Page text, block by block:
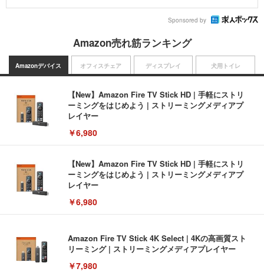
Sponsored by
Amazon売れ筋ランキング
Amazonデバイス
【New】Amazon Fire TV Stick HD | 手軽にストリ
ーミングをはじめよう | ストリーミングメディアプ
レイヤー
￥6,980
【New】Amazon Fire TV Stick HD | 手軽にストリ
ーミングをはじめよう | ストリーミングメディアプ
レイヤー
￥6,980
Amazon Fire TV Stick 4K Select | 4Kの高画質スト
リーミング | ストリーミングメディアプレイヤー
￥7,980
オフィスチェア ディスプレイ 犬用トイレ